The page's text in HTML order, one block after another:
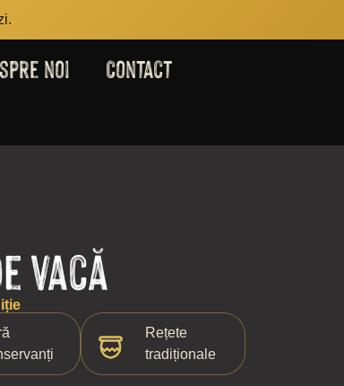
noi Contact
vacă
Rețete
tradiționale